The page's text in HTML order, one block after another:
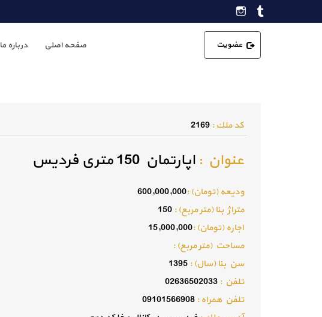
عضویت صفحه اصلی درباره ما
كد ملك : 2169
عنوان :اپارتمان 150 متری فردیس
وديعه (تومان) :600,000,000
متراژ بنا (متر مربع) : 150
اجاره (تومان) :15,000,000
مساحت (متر مربع) :
سن بنا (سال) : 1395
تلفن : 02636502033
تلفن همراه : 09101566908